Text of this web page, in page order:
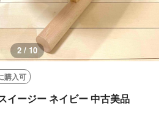
2 / 10
購入可
イージー ネイビー 中古美品